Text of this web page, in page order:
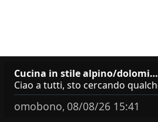
Cucina in stile alpino/dolomi…
omobono, 08/08/26 15:41